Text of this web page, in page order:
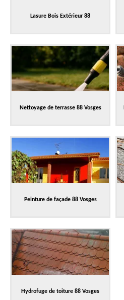
Lasure Bois Extérieur 88
Nettoyage de terrasse 88 Vosges
Peinture de façade 88 Vosges
Hydrofuge de toiture 88 Vosges